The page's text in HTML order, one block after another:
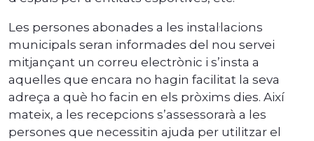
Les persones abonades a les instal·lacions
municipals seran informades del nou servei
mitjançant un correu electrònic i s’insta a
aquelles que encara no hagin facilitat la seva
adreça a què ho facin en els pròxims dies. Així
mateix, a les recepcions s’assessorarà a les
persones que necessitin ajuda per utilitzar el